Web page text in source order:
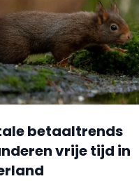
betaaltrends
vrije tijd in